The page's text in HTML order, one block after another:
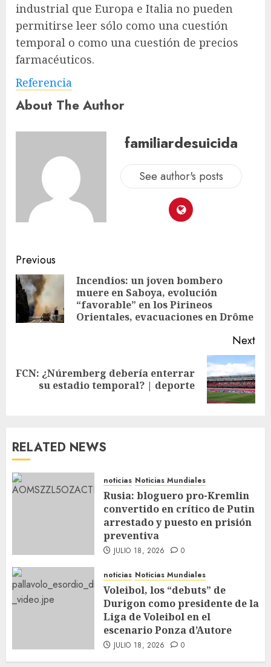
industrial que Europa e Italia no pueden
permitirse leer sólo como una cuestión
temporal o como una cuestión de precios
farmacéuticos.
Referencia
About The Author
familiardesuicida
See author's posts
Previous
Incendios: un joven bombero
muere en Saboya, evolución
“favorable” en los Pirineos
Orientales, evacuaciones en Drôme
Next
FCN: ¿Núremberg debería enterrar
su estadio temporal? | deporte
RELATED NEWS
noticias Noticias Mundiales
Rusia: bloguero pro-Kremlin
convertido en crítico de Putin
arrestado y puesto en prisión
preventiva
JULIO 18, 2026 0
noticias Noticias Mundiales
Voleibol, los “debuts” de
Durigon como presidente de la
Liga de Voleibol en el
escenario Ponza d’Autore
JULIO 18, 2026 0